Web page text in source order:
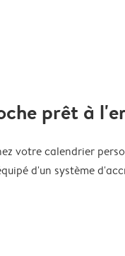
prêt à
votre calendrier
d'un système